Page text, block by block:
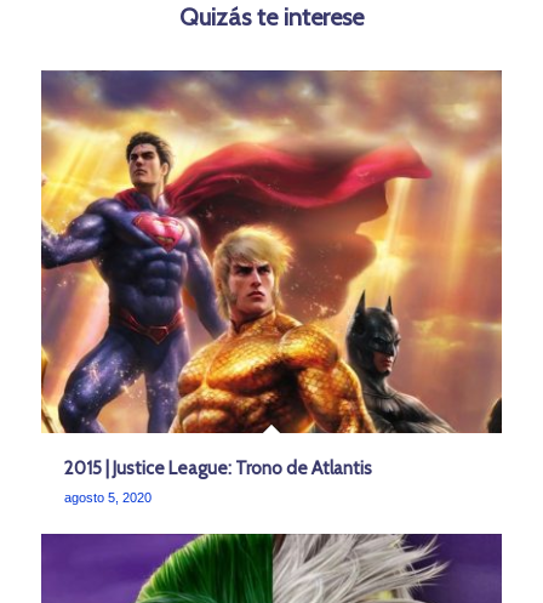
Quizás te interese
2015 | Justice League: Trono de Atlantis
agosto 5, 2020